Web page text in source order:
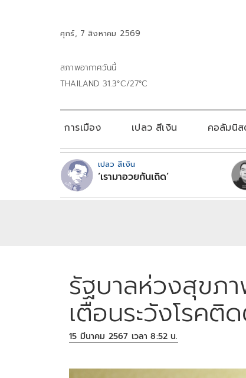
ศุกร์, 7 สิงหาคม 2569
สภาพอากาศวันนี้
THAILAND 31.3°C/27°C
การเมือง เปลว สีเงิน คอลัมนิ
เปลว สีเงิน
‘เรามาอวยกันเถิด’
รัฐบาลห่วงสุขภ
เตือนระวังโรคติ
15 มีนาคม 2567 เวลา 8:52 น.